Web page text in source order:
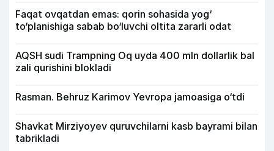
Faqat ovqatdan emas: qorin sohasida yog‘
to‘planishiga sabab bo‘luvchi oltita zararli odat
AQSH sudi Trampning Oq uyda 400 mln dollarlik bal
zali qurishini blokladi
Rasman. Behruz Karimov Yevropa jamoasiga o‘tdi
Shavkat Mirziyoyev quruvchilarni kasb bayrami bilan
tabrikladi